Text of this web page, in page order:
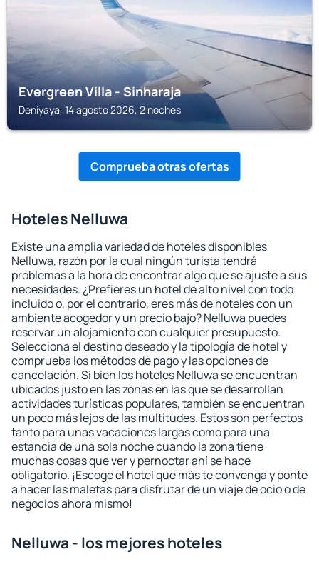
Evergreen Villa - Sinharaja
Deniyaya, 14 agosto 2026, 2 noches
Comprueba otras ofertas
Hoteles Nelluwa
Existe una amplia variedad de hoteles disponibles
Nelluwa, razón por la cual ningún turista tendrá
problemas a la hora de encontrar algo que se ajuste a sus
necesidades. ¿Prefieres un hotel de alto nivel con todo
incluido o, por el contrario, eres más de hoteles con un
ambiente acogedor y un precio bajo? Nelluwa puedes
reservar un alojamiento con cualquier presupuesto.
Selecciona el destino deseado y la tipología de hotel y
comprueba los métodos de pago y las opciones de
cancelación. Si bien los hoteles Nelluwa se encuentran
ubicados justo en las zonas en las que se desarrollan
actividades turísticas populares, también se encuentran
un poco más lejos de las multitudes. Estos son perfectos
tanto para unas vacaciones largas como para una
estancia de una sola noche cuando la zona tiene
muchas cosas que ver y pernoctar ahí se hace
obligatorio. ¡Escoge el hotel que más te convenga y ponte
a hacer las maletas para disfrutar de un viaje de ocio o de
negocios ahora mismo!
Nelluwa - los mejores hoteles